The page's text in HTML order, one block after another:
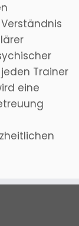
Trainer
eine